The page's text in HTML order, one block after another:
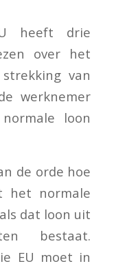
heeft drie
over het
van
werknemer
loon
de orde hoe
het normale
dat loon uit
bestaat.
EU moet in